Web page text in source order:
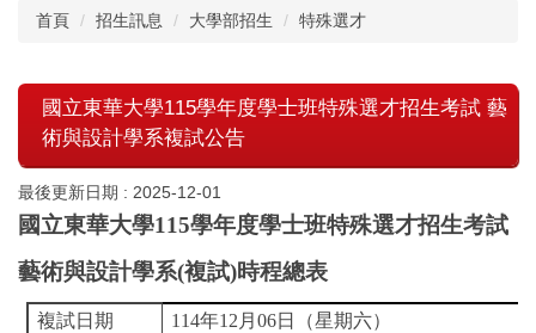
首頁 招生訊息 大學部招生 特殊選才
國立東華大學115學年度學士班特殊選才招生考試 藝
術與設計學系複試公告
最後更新日期 : 2025-12-01
國立東華大學115學年度學士班特殊選才招生考試
藝術與設計學系(複試)時程總表
複試日期 114年12 月 06日（星期六）